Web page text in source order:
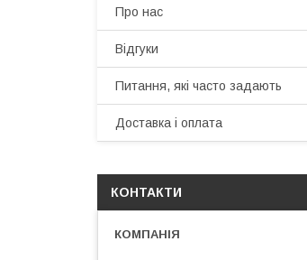
Про нас
Відгуки
Питання, які часто задають
Доставка і оплата
КОНТАКТИ